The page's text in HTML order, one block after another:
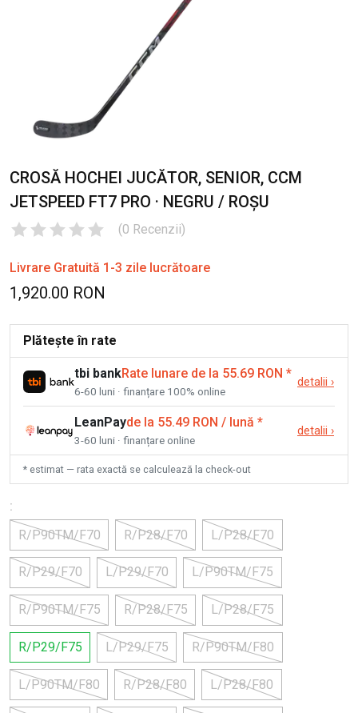
CROSĂ HOCHEI JUCĂTOR, SENIOR, CCM
JETSPEED FT7 PRO · NEGRU / ROȘU
(0 Recenzii)
Livrare Gratuită 1-3 zile lucrătoare
1,920.00 RON
Plătește în rate
tbi bankRate lunare de la 55.69 RON *
6-60 luni · finanțare 100% online
detalii ›
LeanPayde la 55.49 RON / lună *
3-60 luni · finanțare online
detalii ›
* estimat — rata exactă se calculează la check-out
:
R/P90TM/F70
R/P28/F70 L/P28/F70
R/P29/F70 L/P29/F70 L/P90TM/F75
R/P90TM/F75 R/P28/F75 L/P28/F75
R/P29/F75 L/P29/F75 R/P90TM/F80
L/P90TM/F80 R/P28/F80 L/P28/F80